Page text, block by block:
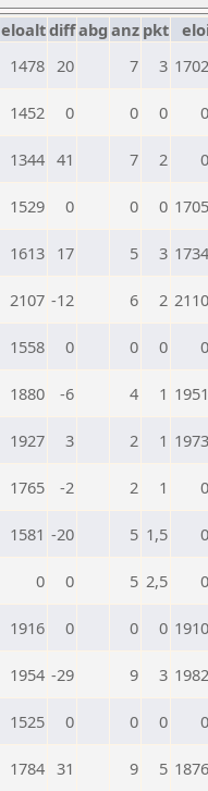
eloaltdiffabg anz pkt
1478 20 7 3 1702
1452 0 0 0 0
1344 41 7 2 0
1529 0 0 0 1705
1613 17 5 3 1734
2107 -12 6 2 2110
1558 0 0 0 0
1880 -6 4 1 1951
1927 3 2 1 1973
1765 -2 2 1 0
1581 -20 5 1,5 0
0 0 5 2,5 0
1916 0 0 0 1910
1954 -29 9 3 1982
1525 0 0 0 0
1784 31 9 5 1876